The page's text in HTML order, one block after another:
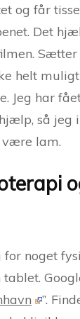
og får
Det
Sætter
helt
Jeg har
så jeg
være lam.
noget
”.